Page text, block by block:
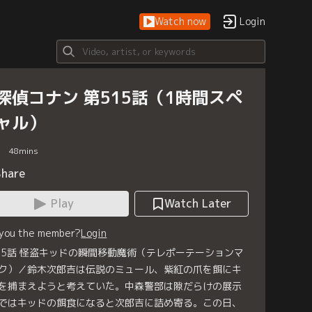
Watch now Login
偵コナン 第515話（1時間スペ
ル）
48mins
Play
Watch Later
the member?Login
話 怪盗キッドの瞬間移動魔術（テレポーテーションマ
）／鈴木次郎吉は伝説のミュール、紫紅の爪を餌にキ
捕まえようと考えていた。中森警部は隙だらけの展示
はキッドの餌食になると次郎吉に詰め寄る。この日、